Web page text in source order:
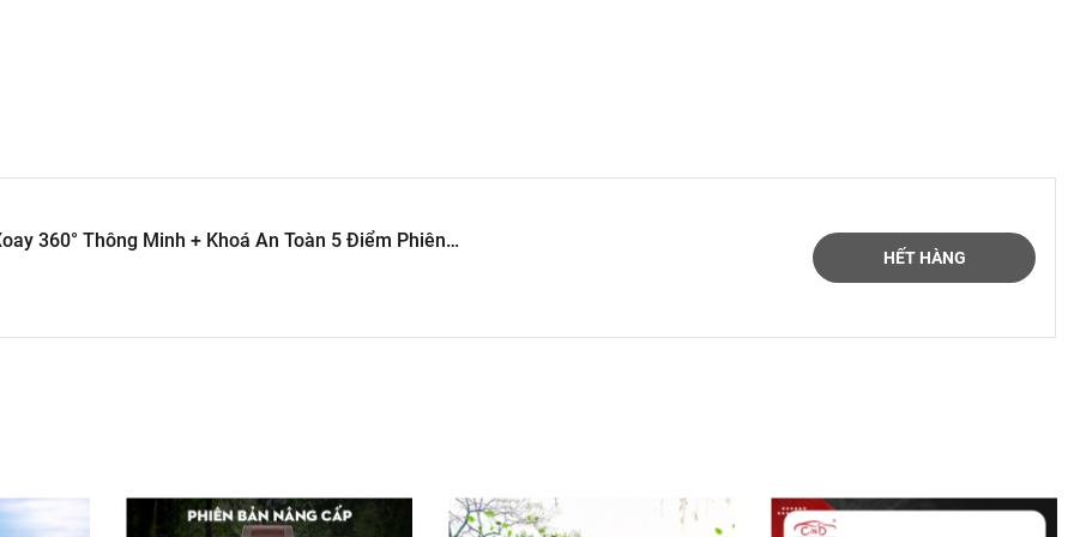
xe, rất chắc chắn và giảm tối đa độ rung. Kết hợp dây chống xoay
cửa, đặt bé vào trong vài giây – không phải cúi sâu hay xoay người
cao
360° Thông Minh + Khoá An Toàn 5 Điểm Phiên
HẾT HÀNG